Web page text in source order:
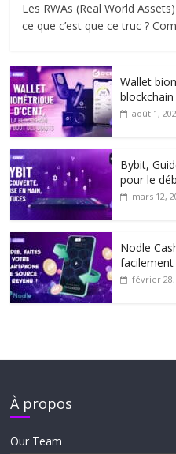
Les RWAs (Real World
ce que c’est que ce truc ?
Wallet
août 1,
Bybit,
pour le
mars 12,
Nodle
février 28,
À propos
Our Team